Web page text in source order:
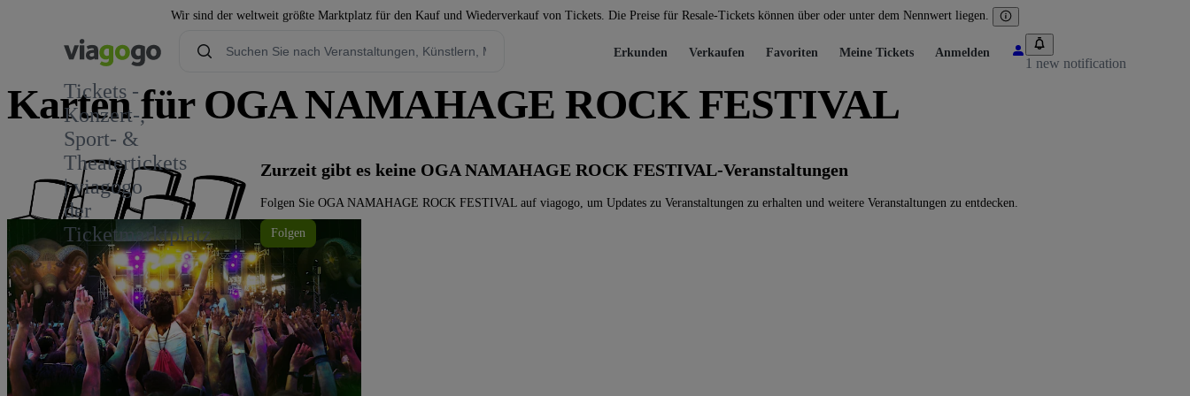
Wir sind der weltweit größte Marktplatz für den Kauf und Wiederverkauf von Tickets. Die Preise für Resale-Tickets können über oder unter dem Nennwert liegen.
Tickets -
Konzert-,
Sport- &
Theatertickets
| viagogo
der
Ticketmarktplatz
Erkunden Verkaufen Favoriten Meine Tickets Anmelden
1 new notification
Karten für OGA NAMAHAGE ROCK FESTIVAL
Zurzeit gibt es keine OGA NAMAHAGE ROCK FESTIVAL-Veranstaltungen
Folgen Sie OGA NAMAHAGE ROCK FESTIVAL auf viagogo, um Updates zu Veranstaltungen zu erhalten und weitere Veranstaltungen zu entdecken.
Folgen